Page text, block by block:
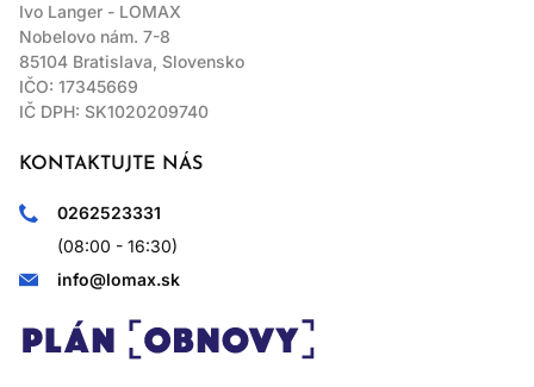
Ivo Langer - LOMAX
Nobelovo nám. 7-8
85104 Bratislava, Slovensko
IČO: 17345669
IČ DPH: SK1020209740
KONTAKTUJTE NÁS
0262523331
(08:00 - 16:30)
info@lomax.sk